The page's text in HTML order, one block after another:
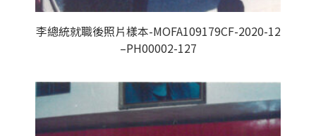
李總統就職後照片樣本-MOFA109179CF-2020-12
–PH00002-127